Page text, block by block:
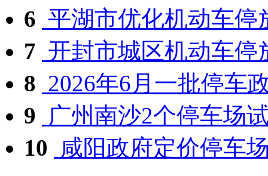
6 平湖市优化机动车停
7 开封市城区机动车停
8 2026年6月一批停车
9
广州南沙2个停车场
10
咸阳政府定价停车